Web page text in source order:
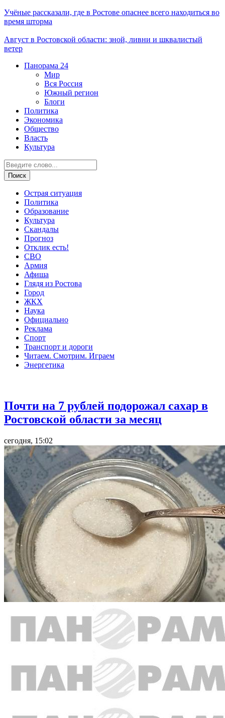
Учёные рассказали, где в Ростове опаснее всего находиться во
время шторма
Август в Ростовской области: зной, ливни и шквалистый
ветер
Панорама 24
Мир
Вся Россия
Южный регион
Блоги
Политика
Экономика
Общество
Власть
Культура
Острая ситуация
Политика
Образование
Культура
Скандалы
Прогноз
Отклик есть!
СВО
Армия
Афиша
Глядя из Ростова
Город
ЖКХ
Наука
Официально
Реклама
Спорт
Транспорт и дороги
Читаем. Смотрим. Играем
Энергетика
Почти на 7 рублей подорожал сахар в
Ростовской области за месяц
сегодня, 15:02